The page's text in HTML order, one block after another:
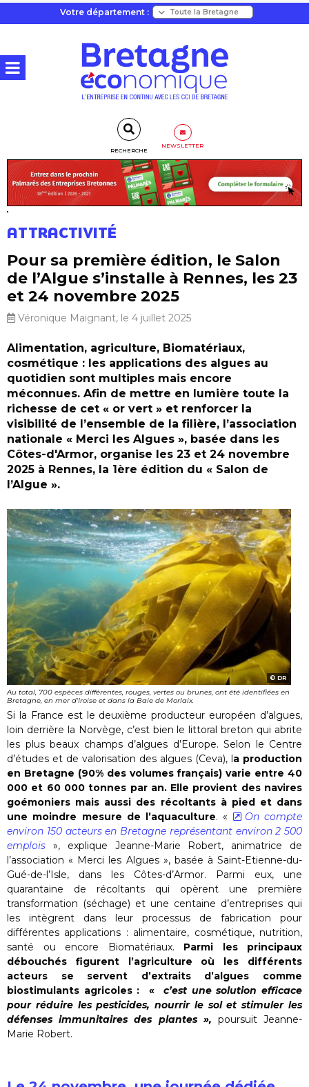
Votre département :
RECHERCHE
NEWSLETTER
ATTRACTIVITÉ
Pour sa première édition, le Salon
de l’Algue s’installe à Rennes, les 23
et 24 novembre 2025
Véronique Maignant, le 4 juillet 2025
Alimentation, agriculture, Biomatériaux,
cosmétique : les applications des algues au
quotidien sont multiples mais encore
méconnues. Afin de mettre en lumière toute la
richesse de cet « or vert » et renforcer la
visibilité de l’ensemble de la filière, l’association
nationale « Merci les Algues », basée dans les
Côtes-d'Armor, organise les 23 et 24 novembre
2025 à Rennes, la 1ère édition du « Salon de
l’Algue ».
DR
Au total, 700 espèces différentes, rouges, vertes ou brunes, ont été identifiées en
Bretagne, en mer d'Iroise et dans la Baie de Morlaix.
Si la France est le deuxième producteur européen d’algues,
loin derrière la Norvège, c’est bien le littoral breton qui abrite
les plus beaux champs d’algues d’Europe. Selon le Centre
d’études et de valorisation des algues (Ceva), la production
en Bretagne (90% des volumes français) varie entre 40
000 et 60 000 tonnes par an. Elle provient des navires
goémoniers mais aussi des récoltants à pied et dans
une moindre mesure de l’aquaculture. «
On compte
environ 150 acteurs en Bretagne représentant environ 2 500
emplois », explique Jeanne-Marie Robert, animatrice de
l’association « Merci les Algues », basée à Saint-Etienne-du-
Gué-de-l’Isle, dans les Côtes-d’Armor. Parmi eux, une
quarantaine de récoltants qui opèrent une première
transformation (séchage) et une centaine d’entreprises qui
les intègrent dans leur processus de fabrication pour
différentes applications : alimentaire, cosmétique, nutrition,
santé ou encore Biomatériaux. Parmi les principaux
débouchés figurent l’agriculture où les différents
acteurs se servent d’extraits d’algues comme
biostimulants agricoles : «
c’est une solution efficace
pour réduire les pesticides, nourrir le sol et stimuler les
défenses immunitaires des plantes », poursuit Jeanne-
Marie Robert.